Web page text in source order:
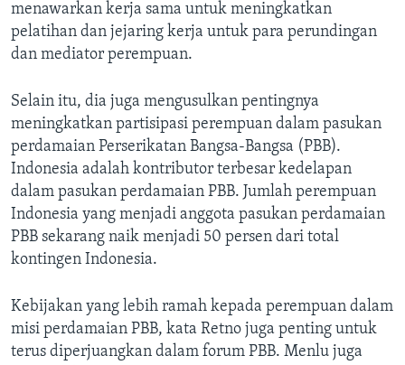
menawarkan kerja sama untuk meningkatkan
pelatihan dan jejaring kerja untuk para perundingan
dan mediator perempuan.
Selain itu, dia juga mengusulkan pentingnya
meningkatkan partisipasi perempuan dalam pasukan
perdamaian Perserikatan Bangsa-Bangsa (PBB).
Indonesia adalah kontributor terbesar kedelapan
dalam pasukan perdamaian PBB. Jumlah perempuan
Indonesia yang menjadi anggota pasukan perdamaian
PBB sekarang naik menjadi 50 persen dari total
kontingen Indonesia.
Kebijakan yang lebih ramah kepada perempuan dalam
misi perdamaian PBB, kata Retno juga penting untuk
terus diperjuangkan dalam forum PBB. Menlu juga